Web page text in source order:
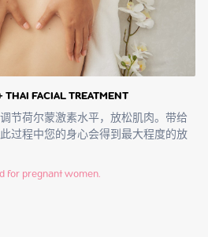
FACIAL TREATMENT
节荷尔蒙激素水平，放松肌肉。带给
过程中您的身心会得到最大程度的放
for pregnant women.